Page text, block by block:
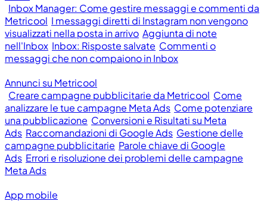
Inbox Manager: Come gestire messaggi e commenti da
Metricool I messaggi diretti di Instagram non vengono
visualizzati nella posta in arrivo Aggiunta di note
nell'Inbox Inbox: Risposte salvate Commenti o
messaggi che non compaiono in Inbox
Annunci su Metricool
Creare campagne pubblicitarie da Metricool Come
analizzare le tue campagne Meta Ads Come potenziare
una pubblicazione Conversioni e Risultati su Meta
Ads Raccomandazioni di Google Ads Gestione delle
campagne pubblicitarie Parole chiave di Google
Ads Errori e risoluzione dei problemi delle campagne
Meta Ads
App mobile